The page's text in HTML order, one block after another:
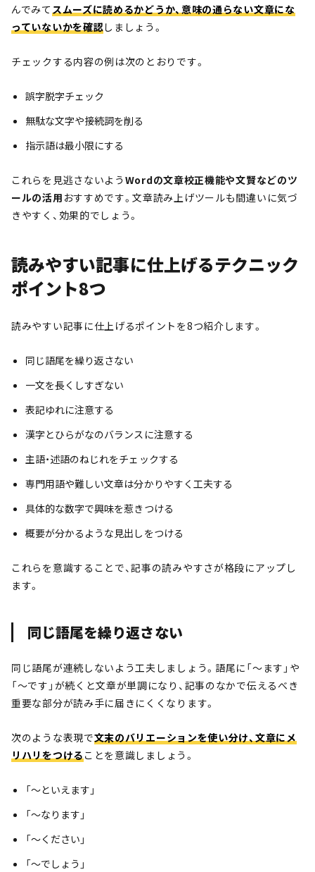
んでみてスムーズに読めるかどうか、意味の通らない文章にな
っていないかを確認しましょう。
チェックする内容の例は次のとおりです。
誤字脱字チェック
無駄な文字や接続詞を削る
指示語は最小限にする
これらを見逃さないようWordの文章校正機能や文賢などのツ
ールの活用 おすすめです。文章読み上げツールも間違いに気づ
きやすく、効果的でしょう。
読みやすい記事に仕上げるテクニック
ポイント8つ
読みやすい記事に仕上げるポイントを8つ紹介します。
同じ語尾を繰り返さない
一文を長くしすぎない
表記ゆれに注意する
漢字とひらがなのバランスに注意する
主語・述語のねじれをチェックする
専門用語や難しい文章は分かりやすく工夫する
具体的な数字で興味を惹きつける
概要が分かるような見出しをつける
これらを意識することで、記事の読みやすさが格段にアップし
ます。
同じ語尾を繰り返さない
同じ語尾が連続しないよう工夫しましょう。語尾に「～ます」や
「～です」が続くと文章が単調になり、記事のなかで伝えるべき
重要な部分が読み手に届きにくくなります。
次のような表現で文末のバリエーションを使い分け、文章にメ
リハリをつけることを意識しましょう。
「～といえます」
「～なります」
「～ください」
「～でしょう」